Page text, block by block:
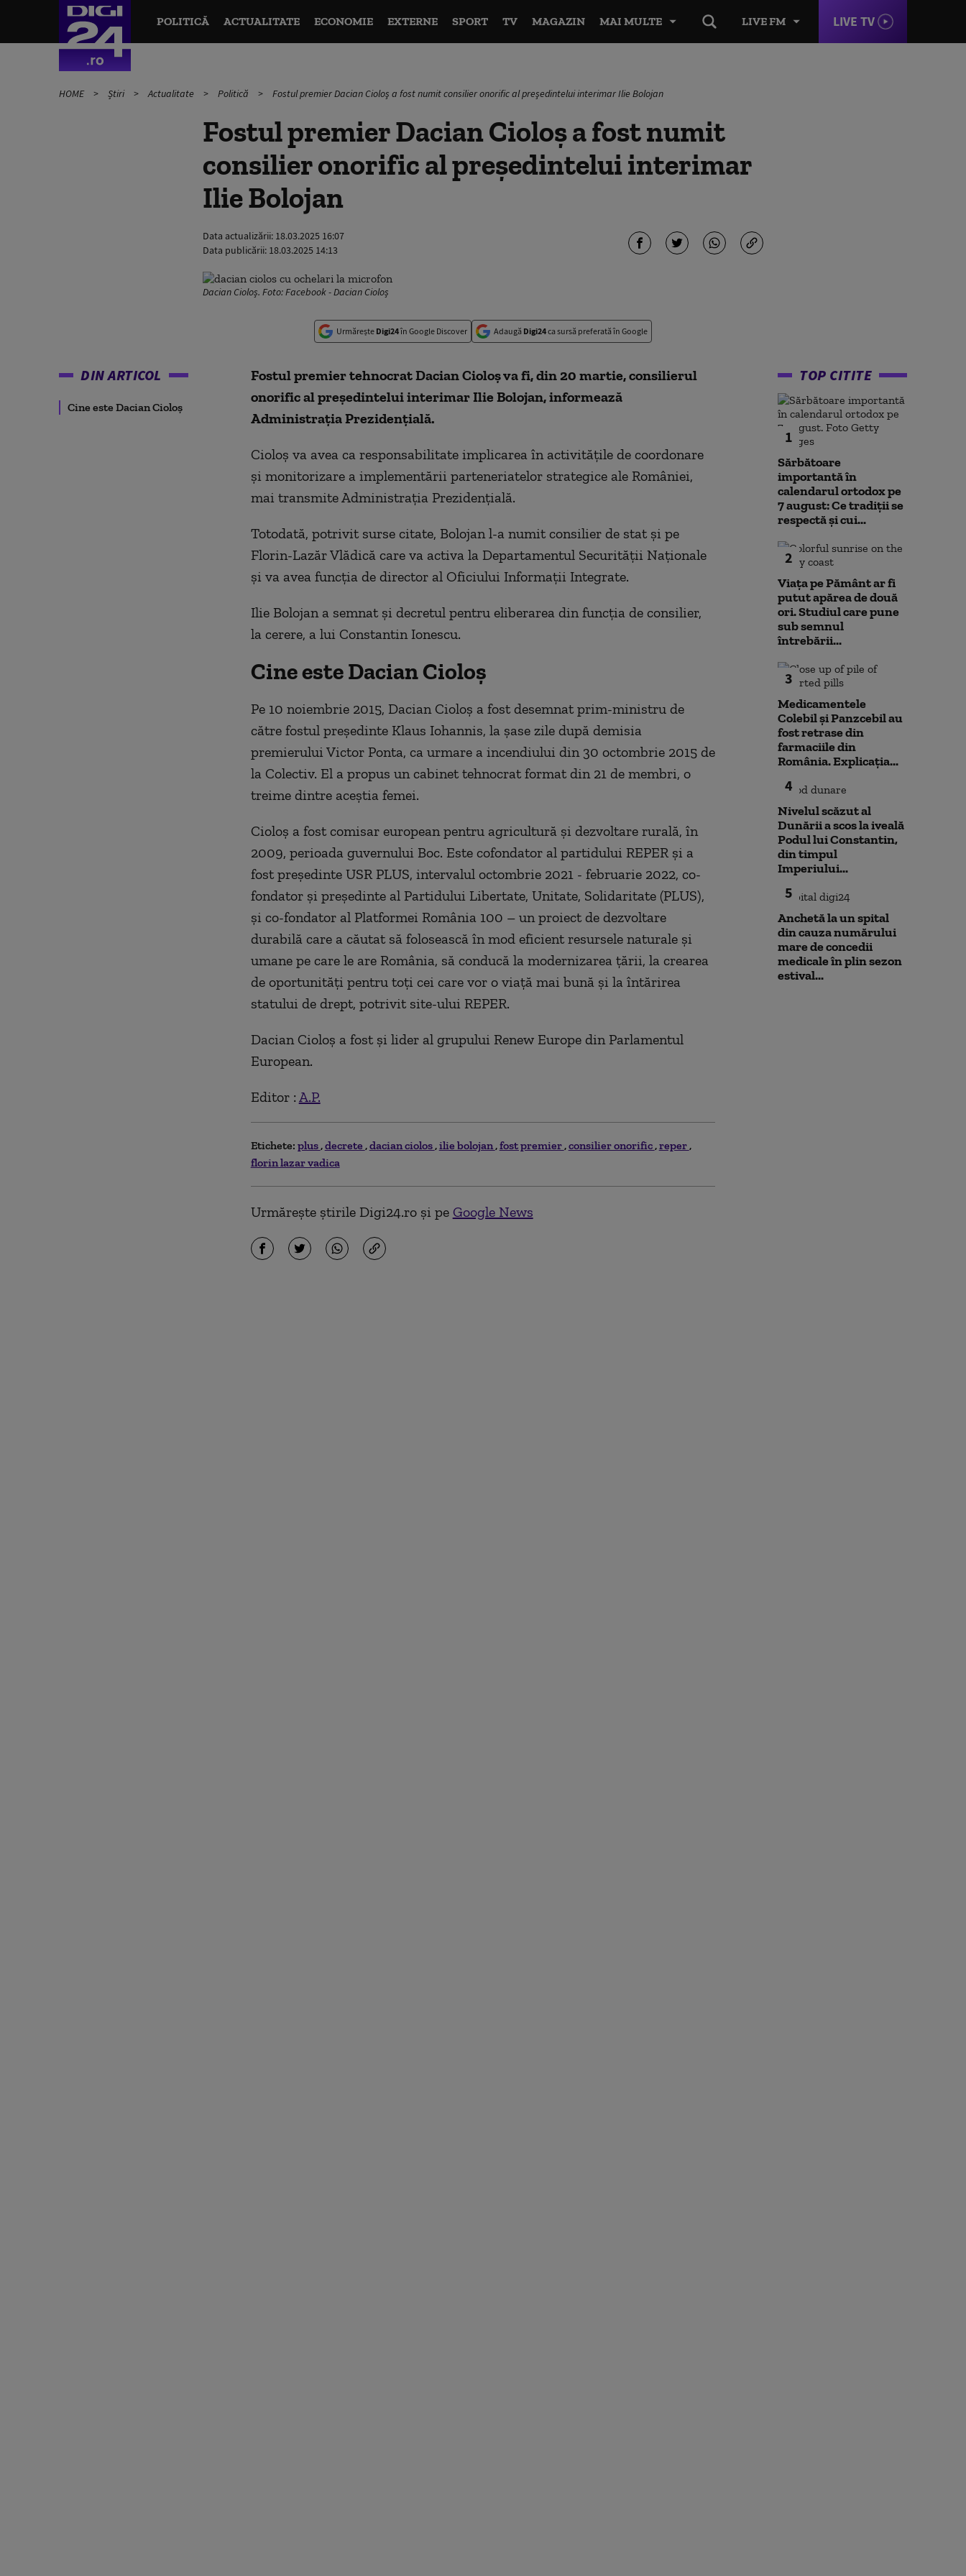
LIVE FM LIVE TV
POLITICĂ ACTUALITATE ECONOMIE EXTERNE SPORT TV MAGAZIN MAI MULTE
HOME Știri Actualitate Politică Fostul premier Dacian Cioloş a fost numit consilier onorific al preşedintelui interimar Ilie Bolojan
Fostul premier Dacian Cioloş a fost numit
consilier onorific al preşedintelui interimar
Ilie Bolojan
Data actualizării: 18.03.2025 16:07
Data publicării: 18.03.2025 14:13
Dacian Cioloș. Foto: Facebook - Dacian Cioloș
Urmărește Digi24în Google Discover Adaugă Digi24ca sursă preferată în Google
DIN ARTICOL
Cine este Dacian Cioloș
Fostul premier tehnocrat Dacian Cioloș va fi, din 20 martie, consilierul
onorific al președintelui interimar Ilie Bolojan, informează
Administrația Prezidențială.
Cioloș va avea ca responsabilitate implicarea în activitățile de coordonare
și monitorizare a implementării parteneriatelor strategice ale României,
mai transmite Administrația Prezidențială.
Totodată, potrivit surse citate, Bolojan l-a numit consilier de stat și pe
Florin-Lazăr Vlădică care va activa la Departamentul Securității Naționale
și va avea funcția de director al Oficiului Informații Integrate.
Ilie Bolojan a semnat și decretul pentru eliberarea din funcția de consilier,
la cerere, a lui Constantin Ionescu.
Cine este Dacian Cioloș
Pe 10 noiembrie 2015, Dacian Cioloș a fost desemnat prim-ministru de
către fostul președinte Klaus Iohannis, la șase zile după demisia
premierului Victor Ponta, ca urmare a incendiului din 30 octombrie 2015 de
la Colectiv. El a propus un cabinet tehnocrat format din 21 de membri, o
treime dintre aceștia femei.
Cioloș a fost comisar european pentru agricultură și dezvoltare rurală, în
2009, perioada guvernului Boc. Este cofondator al partidului REPER și a
fost președinte USR PLUS, intervalul octombrie 2021 - februarie 2022, co-
fondator și președinte al Partidului Libertate, Unitate, Solidaritate (PLUS),
și co-fondator al Platformei România 100 – un proiect de dezvoltare
durabilă care a căutat să folosească în mod eficient resursele naturale și
umane pe care le are România, să conducă la modernizarea țării, la crearea
de oportunități pentru toți cei care vor o viață mai bună și la întărirea
statului de drept, potrivit site-ului REPER.
Dacian Cioloș a fost și lider al grupului Renew Europe din Parlamentul
European.
Editor : A.P.
Etichete: plus decrete dacian ciolos ilie bolojan fost premier consilier onorific reper
florin lazar vadica
Urmărește știrile Digi24.ro și pe Google News
TOP CITITE
1
Sărbătoare
importantă în
calendarul ortodox pe
7 august: Ce tradiții se
respectă și cui...
2
Viața pe Pământ ar fi
putut apărea de două
ori. Studiul care pune
sub semnul
întrebării...
3
Medicamentele
Colebil și Panzcebil au
fost retrase din
farmaciile din
România. Explicația...
4
Nivelul scăzut al
Dunării a scos la iveală
Podul lui Constantin,
din timpul
Imperiului...
5
Anchetă la un spital
din cauza numărului
mare de concedii
medicale în plin sezon
estival...